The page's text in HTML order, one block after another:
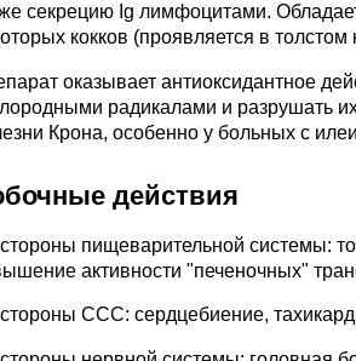
секрецию Ig лимфоцитами.
кокков (проявляется в толстом
оказывает антиоксидантное
радикалами и разрушать
Крона, особенно у больных с
действия
пищеварительной системы:
активности "печеночных"
ССС: сердцебиение,